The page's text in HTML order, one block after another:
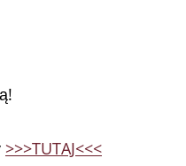
>>>TUTAJ<<<